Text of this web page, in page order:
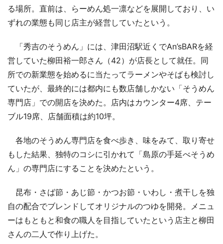
る場所。直前は、らーめん処一凛などを展開しており、い
ずれの業態も同じ店主が経営していたという。
「秀吉のそうめん」には、津田沼駅近くでAn’sBARを経
営していた柳田裕一郎さん（42）が店長として就任。同
所での新業態を始めるに当たってラーメンやそばも検討し
ていたが、最終的には都内にも数店舗しかない「そうめん
専門店」での開店を決めた。店内はカウンター4席、テー
ブル19席、店舗面積は約10坪。
各地のそうめん専門店を食べ歩き、味をみて、取り寄せ
もした結果、独特のコシに引かれて「島原の手延べそうめ
ん」の専門店にすることを決めたという。
昆布・さば節・あじ節・かつお節・いわし・煮干しを独
自の配合でブレンドしてオリジナルのつゆを開発。メニュ
ーはもともと和食の職人を目指していたという店主と柳田
さんの二人で作り上げた。